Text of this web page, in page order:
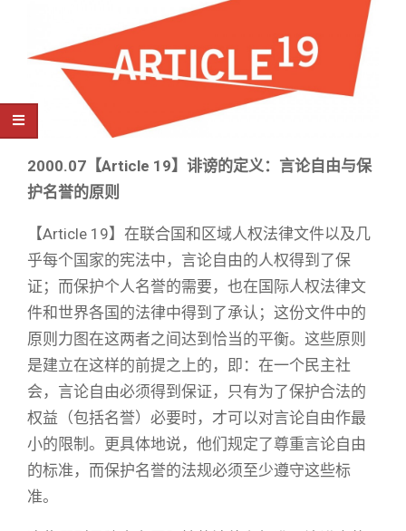
2000.07【Article 19】诽谤的定义：言论自由与保
护名誉的原则
【Article 19】在联合国和区域人权法律文件以及几
乎每个国家的宪法中，言论自由的人权得到了保
证；而保护个人名誉的需要，也在国际人权法律文
件和世界各国的法律中得到了承认；这份文件中的
原则力图在这两者之间达到恰当的平衡。这些原则
是建立在这样的前提之上的，即：在一个民主社
会，言论自由必须得到保证，只有为了保护合法的
权益（包括名誉）必要时，才可以对言论自由作最
小的限制。更具体地说，他们规定了尊重言论自由
的标准，而保护名誉的法规必须至少遵守这些标
准。